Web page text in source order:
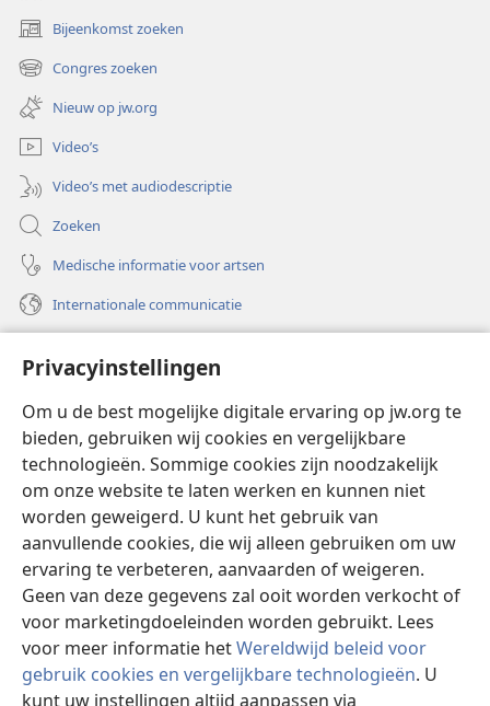
Privacyinstellingen
Om u de best mogelijke digitale ervaring op jw.org te
bieden, gebruiken wij cookies en vergelijkbare
technologieën. Sommige cookies zijn noodzakelijk
om onze website te laten werken en kunnen niet
worden geweigerd. U kunt het gebruik van
aanvullende cookies, die wij alleen gebruiken om uw
ervaring te verbeteren, aanvaarden of weigeren.
Geen van deze gegevens zal ooit worden verkocht of
voor marketingdoeleinden worden gebruikt. Lees
voor meer informatie hetWereldwijd beleid voor
gebruik cookies en vergelijkbare technologieën. U
kunt uw instellingen altijd aanpassen via
Bijeenkomst zoeken
(opent
nieuw
venster)
Congres zoeken
(opent
nieuw
venster)
Nieuw op jw.org
Video’s
Video’s met audiodescriptie
Zoeken
Medische informatie voor artsen
Internationale communicatie
(opent
nieuw
venster)Watchtower ONLINE LIBRARY™
(opent
nieuw
venster)JW Hub
(opent
nieuw
venster)JW Library ®
Watchtower Library